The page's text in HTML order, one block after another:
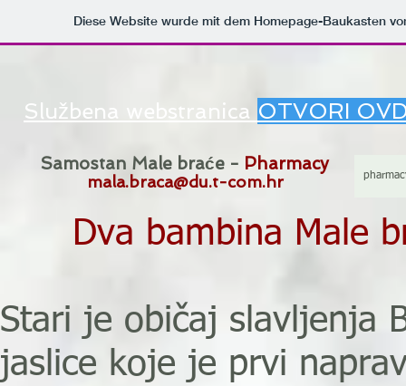
Diese Website wurde mit dem Homepage-Baukasten
Službena webstranica OTVORI
Samostan Male braće - Pharmacy
mala.braca@du.t-com.hr
Dva bambina Male
Stari je običaj slavljenja
jaslice koje je prvi